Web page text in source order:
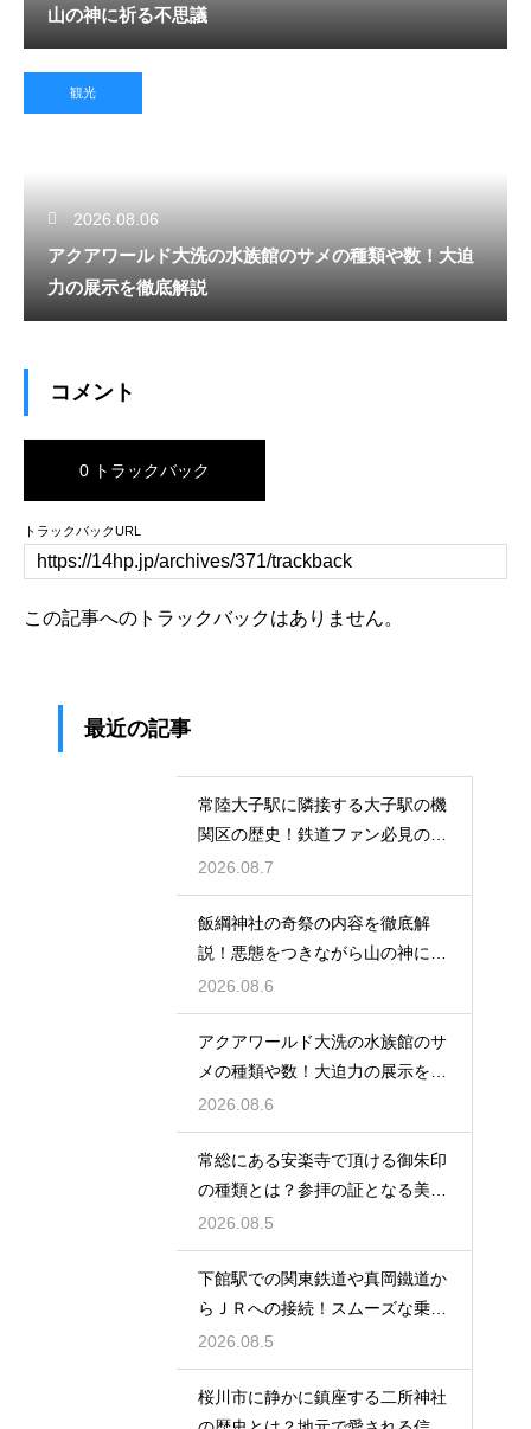
山の神に祈る不思議
観光
2026.08.06
アクアワールド大洗の水族館のサメの種類や数！大迫
力の展示を徹底解説
コメント
0 トラックバック
トラックバックURL
この記事へのトラックバックはありません。
最近の記事
常陸大子駅に隣接する大子駅の機
関区の歴史！鉄道ファン必見のレ
トロな姿
2026.08.7
飯綱神社の奇祭の内容を徹底解
説！悪態をつきながら山の神に祈
る不思議
2026.08.6
アクアワールド大洗の水族館のサ
メの種類や数！大迫力の展示を徹
底解説
2026.08.6
常総にある安楽寺で頂ける御朱印
の種類とは？参拝の証となる美し
い記録
2026.08.5
下館駅での関東鉄道や真岡鐵道か
らＪＲへの接続！スムーズな乗り
換え術
2026.08.5
桜川市に静かに鎮座する二所神社